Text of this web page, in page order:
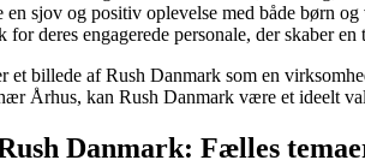
sjov og positiv oplevelse med både børn
for deres engagerede personale, der skaber
et billede af Rush Danmark som en
Århus, kan Rush Danmark være et ideelt
Danmark: Fælles